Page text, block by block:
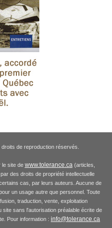
de reproduction réservés.
le site de www.tolerance.ca (articles,
des droits de propriété intellectuelle
cas, par leurs auteurs. Aucune de
un usage autre que personnel. Toute
traduction, vente, exploitation
sans l'autorisation préalable écrite de
Pour information : info@tolerance.ca